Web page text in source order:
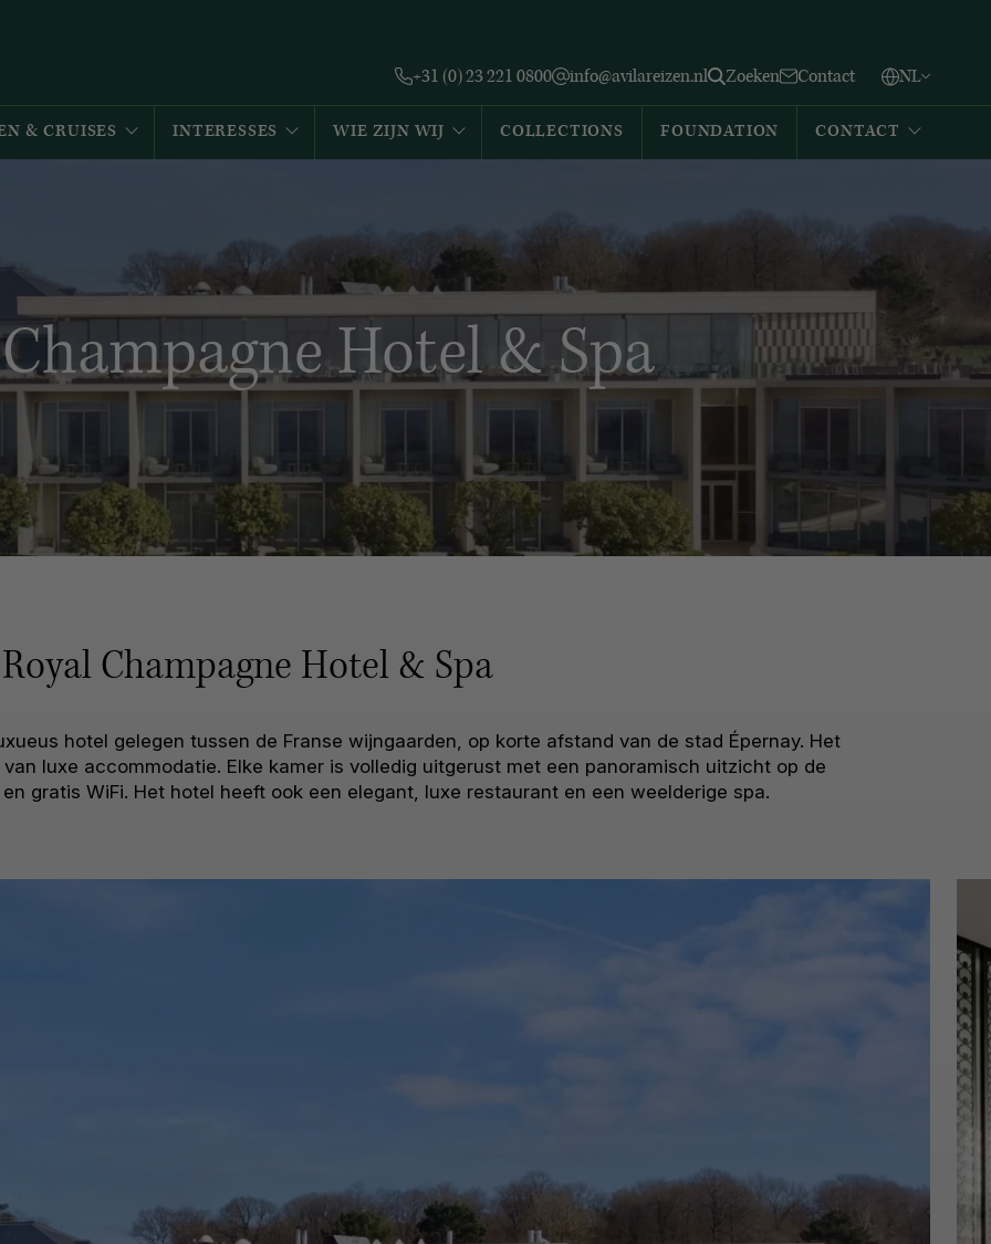
+31 (0) 23 221 0800 info@avilareizen.nl Zoeken Contact NL
Español
& CRUISES INTERESSES WIE ZIJN WIJ COLLECTIONS FOUNDATION CONTACT
Hotel & Spa
Royal Champagne Hotel & Spa
hotel gelegen tussen de Franse wijngaarden, op korte afstand van de stad Épernay. Het
luxe accommodatie. Elke kamer is volledig uitgerust met een panoramisch uitzicht op de
gratis WiFi. Het hotel heeft ook een elegant, luxe restaurant en een weelderige spa.